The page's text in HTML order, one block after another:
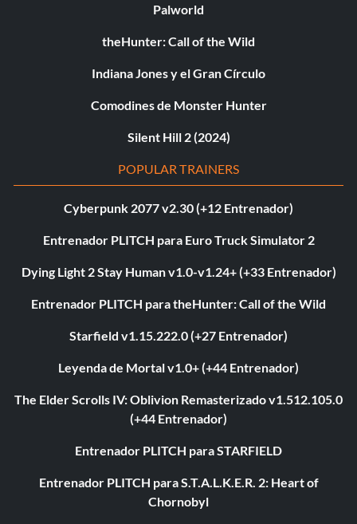
Palworld
theHunter: Call of the Wild
Indiana Jones y el Gran Círculo
Comodines de Monster Hunter
Silent Hill 2 (2024)
POPULAR TRAINERS
Cyberpunk 2077 v2.30 (+12 Entrenador)
Entrenador PLITCH para Euro Truck Simulator 2
Dying Light 2 Stay Human v1.0-v1.24+ (+33 Entrenador)
Entrenador PLITCH para theHunter: Call of the Wild
Starfield v1.15.222.0 (+27 Entrenador)
Leyenda de Mortal v1.0+ (+44 Entrenador)
The Elder Scrolls IV: Oblivion Remasterizado v1.512.105.0
(+44 Entrenador)
Entrenador PLITCH para STARFIELD
Entrenador PLITCH para S.T.A.L.K.E.R. 2: Heart of
Chornobyl